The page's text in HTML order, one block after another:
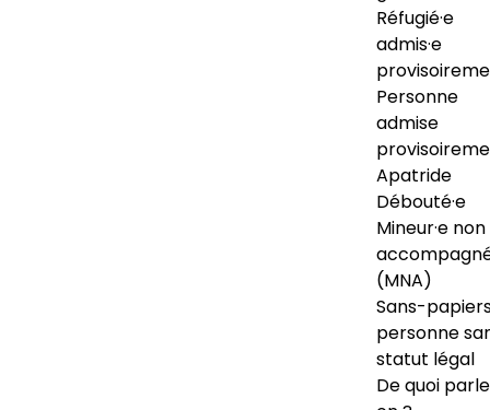
Réfugié·e
admis·e
Personne
admise
Apatride
Débouté·e
Mineur·e non
(MNA)
Sans-
personne
statut légal
De quoi